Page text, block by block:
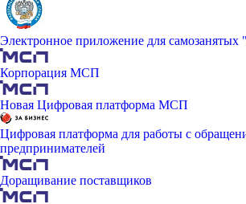
Электронное приложение для
Корпорация МСП
Новая Цифровая платформа МСП
Цифровая платформа для работы с
предпринимателей
Доращивание поставщиков